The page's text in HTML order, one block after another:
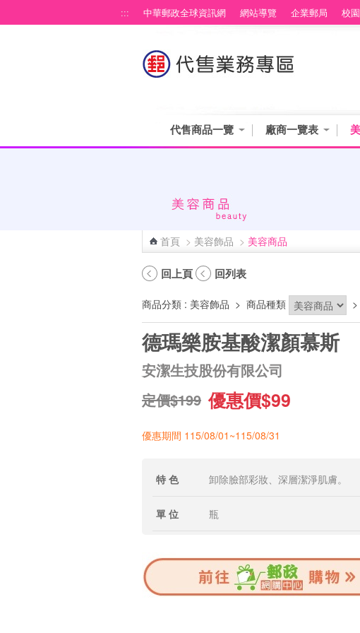
::: 中華郵政全球資訊網 網站導覽 企業郵局 校
代售商品一覽 廠商一覽表
首頁 > 美容飾品 > 美容商品
回上頁 回列表
商品分類 : 美容飾品 > 商品種類 >
德瑪樂胺基酸潔顏慕斯
安潔生技股份有限公司
定價$199 優惠價$99
優惠期間 115/08/01~115/08/31
特 色 卸除臉部彩妝、深層潔淨肌膚。
單 位 瓶